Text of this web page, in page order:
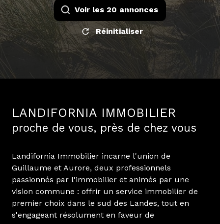
Voir les 20 annonces
Réinitialiser
LANDIFORNIA IMMOBILIER
proche de vous, près de chez vous
Landifornia Immobilier incarne l'union de
Guillaume et Aurore, deux professionnels
passionnés par l'immobilier et animés par une
vision commune : offrir un service immobilier de
premier choix dans le sud des Landes, tout en
s'engageant résolument en faveur de